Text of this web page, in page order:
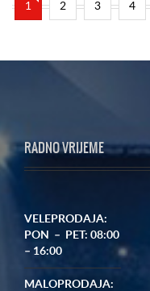
1 2 3 4
RADNO VRIJEME
VELEPRODAJA:
PON – PET: 08:00
– 16:00
MALOPRODAJA: